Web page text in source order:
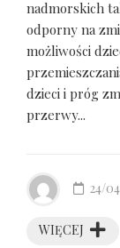
nadmorskich
odporny na
możliwości
dzieci i próg
przerwy...
WIĘCEJ
24/